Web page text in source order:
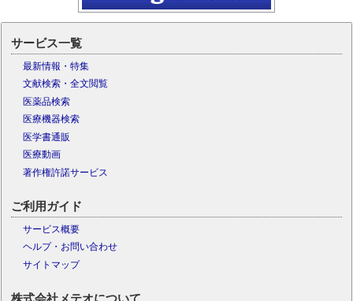
サービス一覧
最新情報・特集
文献検索・全文閲覧
医薬品検索
医療機器検索
医学書通販
医療動画
著作権許諾サービス
ご利用ガイド
サービス概要
ヘルプ・お問い合わせ
サイトマップ
株式会社メテオについて